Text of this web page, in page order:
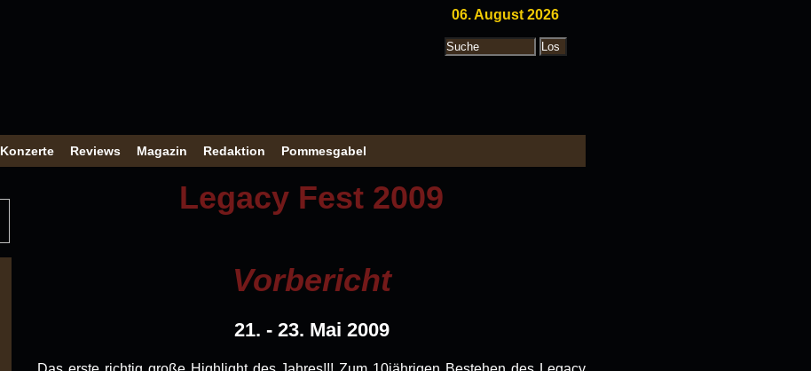
06. August 2026
Konzerte Reviews Magazin Redaktion Pommesgabel
Legacy Fest 2009
Vorbericht
21. - 23. Mai 2009